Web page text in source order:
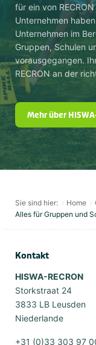
für ein von
Unternehmen
Unternehmen im
Gruppen, Schulen
vorausgegangen.
RECRON an der
Mehr über
Sie sind hier: Home
Alles für Gruppen und
Kontakt
HISWA-RECRON
Storkstraat 24
3833 LB Leusden
Niederlande
+31 (0)33 303 97